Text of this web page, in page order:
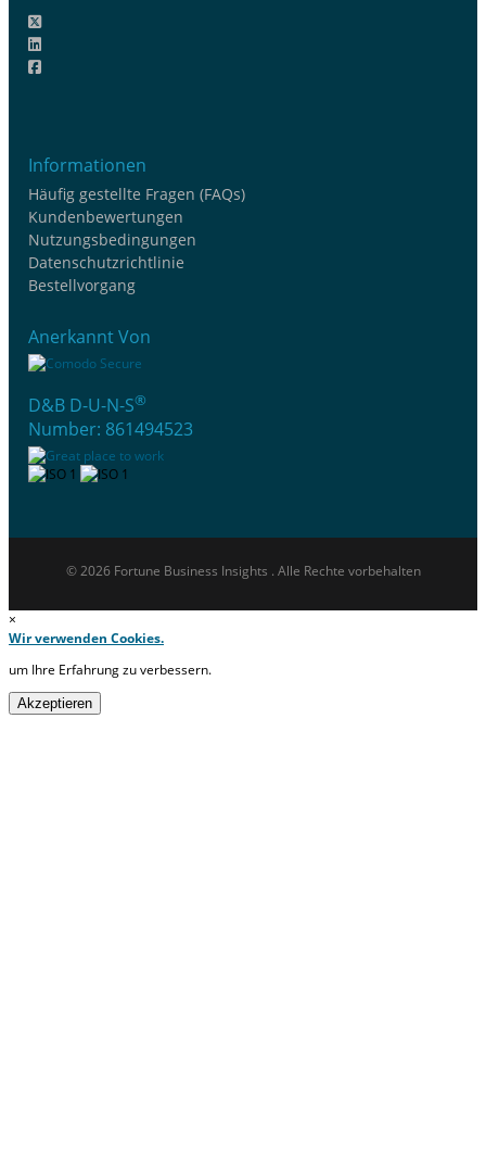
Informationen
Häufig gestellte Fragen (FAQs)
Kundenbewertungen
Nutzungsbedingungen
Datenschutzrichtlinie
Bestellvorgang
Anerkannt Von
D&B D-U-N-S®
Number: 861494523
© 2026 Fortune Business Insights . Alle Rechte vorbehalten
×
Wir verwenden Cookies.
um Ihre Erfahrung zu verbessern.
Akzeptieren